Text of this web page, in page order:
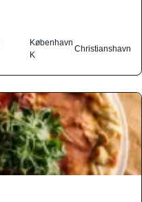
København
K
Christianshavn